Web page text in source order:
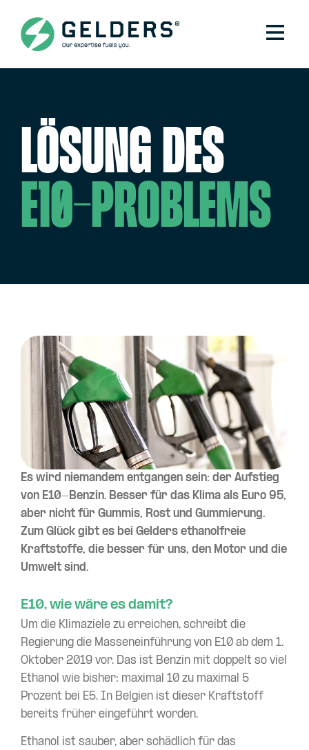
Lösung des
E10-Problems
Es wird niemandem entgangen sein: der Aufstieg
von E10-Benzin. Besser für das Klima als Euro 95,
aber nicht für Gummis, Rost und Gummierung.
Zum Glück gibt es bei Gelders ethanolfreie
Kraftstoffe, die besser für uns, den Motor und die
Umwelt sind.
E10, wie wäre es damit?
Um die Klimaziele zu erreichen, schreibt die
Regierung die Masseneinführung von E10 ab dem 1.
Oktober 2019 vor. Das ist Benzin mit doppelt so viel
Ethanol wie bisher: maximal 10 zu maximal 5
Prozent bei E5. In Belgien ist dieser Kraftstoff
bereits früher eingeführt worden.
Ethanol ist sauber, aber schädlich für das